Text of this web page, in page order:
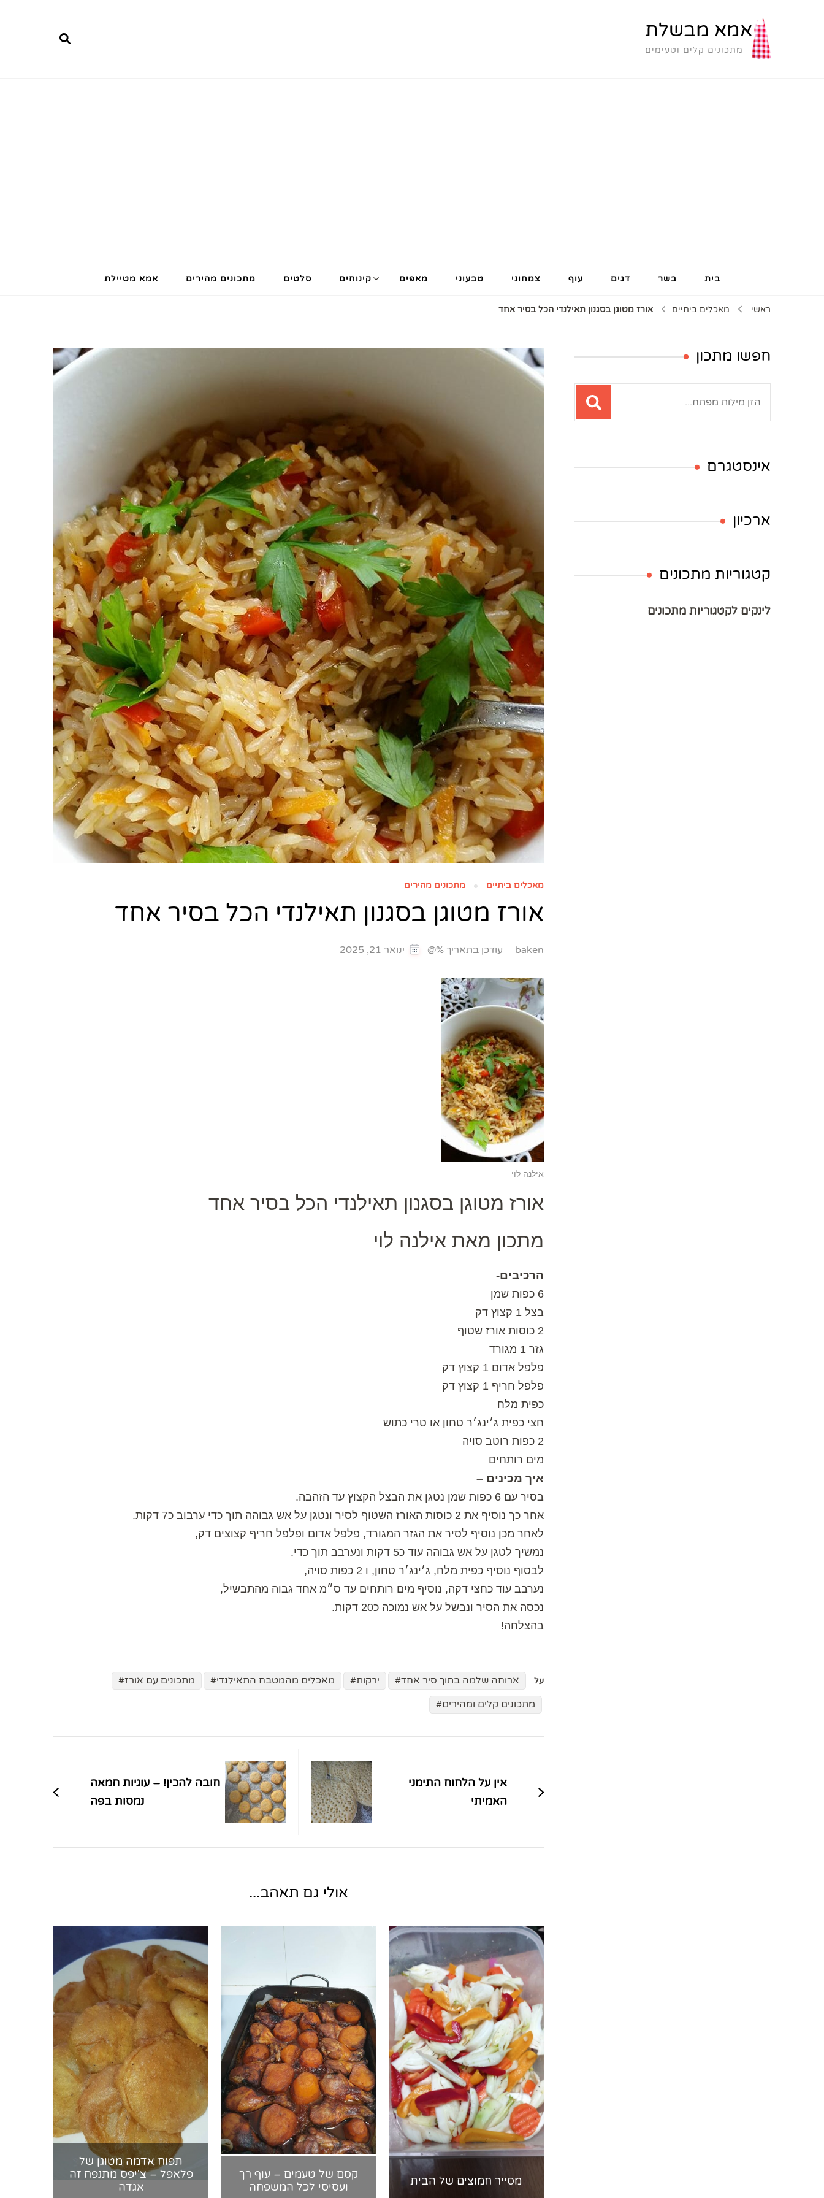
אמא מבשלת
מתכונים קלים וטעימים
בית בשר דגים עוף צמחוני טבעוני מאפים קינוחים סלטים מתכונים מהירים אמא מטיילת
ראשי מאכלים ביתיים אורז מטוגן בסגנון תאילנדי הכל בסיר אחד
מאכלים ביתיים מתכונים מהירים
אורז מטוגן בסגנון תאילנדי הכל בסיר אחד
baken עודכן בתאריך %@ ינואר 21, 2025
אילנה לוי
אורז מטוגן בסגנון תאילנדי הכל בסיר אחד
מתכון מאת אילנה לוי
הרכיבים-
6 כפות שמן
בצל 1 קצוץ דק
2 כוסות אורז שטוף
גזר 1 מגורד
פלפל אדום 1 קצוץ דק
פלפל חריף 1 קצוץ דק
כפית מלח
חצי כפית ג׳ינג׳ר טחון או טרי כתוש
2 כפות רוטב סויה
מים רותחים
איך מכינים –
בסיר עם 6 כפות שמן נטגן את הבצל הקצוץ עד הזהבה.
אחר כך נוסיף את 2 כוסות האורז השטוף לסיר ונטגן על אש גבוהה תוך כדי ערבוב כ7 דקות.
לאחר מכן נוסיף לסיר את הגזר המגורד, פלפל אדום ופלפל חריף קצוצים דק,
נמשיך לטגן על אש גבוהה עוד כ5 דקות ונערבב תוך כדי.
לבסוף נוסיף כפית מלח, ג׳ינג׳ר טחון, ו 2 כפות סויה,
נערבב עוד כחצי דקה, נוסיף מים רותחים עד ס״מ אחד גבוה מהתבשיל,
נכסה את הסיר ונבשל על אש נמוכה כ20 דקות.
בהצלחה!
על ארוחה שלמה בתוך סיר אחד ירקות מאכלים מהמטבח התאילנדי
מתכונים עם אורז
מתכונים קלים ומהירים
חובה להכין! – עוגיות חמאה
נמסות בפה
אין על הלחוח התימני
האמיתי
אולי גם תאהב...
מסייר חמוצים של הבית
קסם של טעמים – עוף רך
ועסיסי לכל המשפחה
תפוח אדמה מטוגן של
פלאפל – צ'יפס מתנפח זה
אגדה
חפשו מתכון
אינסטגרם
ארכיון
קטגוריות מתכונים
לינקים לקטגוריות מתכונים